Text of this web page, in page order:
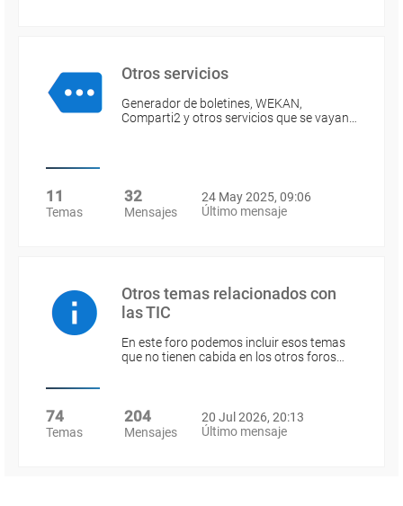
Otros servicios
Generador de boletines, WEKAN,
Comparti2 y otros servicios que se vayan…
11
Temas
32
Mensajes
24 May 2025, 09:06
Último mensaje
Otros temas relacionados con
las TIC
En este foro podemos incluir esos temas
que no tienen cabida en los otros foros…
74
Temas
204
Mensajes
20 Jul 2026, 20:13
Último mensaje